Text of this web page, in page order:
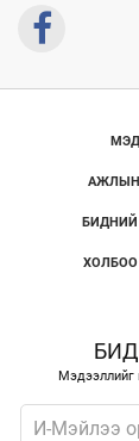
АЖЛЫН
БИДНИЙ
ХОЛБОО
Мэдээллийг